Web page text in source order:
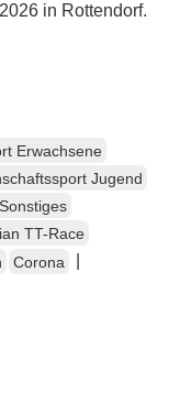
in Rottendorf.
Erwachsene
Jugend
Sonstiges
TT-Race
Corona